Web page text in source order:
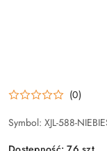
(0)
Symbol: XJL-588-